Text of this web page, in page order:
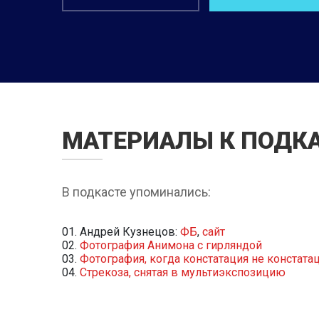
МАТЕРИАЛЫ К
В подкасте упоминались:
Андрей Кузнецов: ФБ, сайт
Фотография Анимона с гирляндой
Фотография, когда констатация не
Стрекоза, снятая в мультиэкспозицию